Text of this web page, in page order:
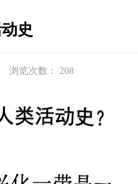
史
浏览次数： 208